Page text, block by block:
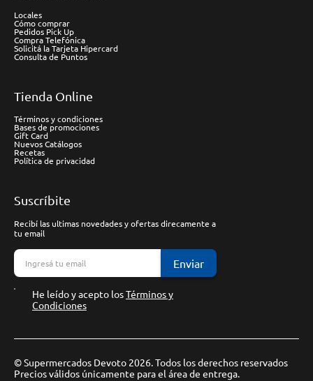
Locales
Cómo comprar
Pedidos Pick Up
Compra Telefónica
Solicitá la Tarjeta Hipercard
Consulta de Puntos
Tienda Online
Términos y condiciones
Bases de promociones
Gift Card
Nuevos Catálogos
Recetas
Política de privacidad
Suscríbite
Recibí las ultimas novedades y ofertas direcamente a
tu email
Enviar
He leído y acepto losTérminos y
Condiciones
© Supermercados Devoto 2026. Todos los derechos reservados
Precios válidos únicamente para el área de entrega.